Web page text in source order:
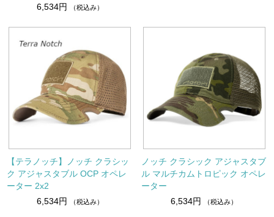
6,534円
（税込み）
【テラノッチ】ノッチ クラシッ
ク アジャスタブル OCP オペレ
ーター 2x2
6,534円
（税込み）
ノッチ クラシック アジャスタブ
ル マルチカムトロピック オペレ
ーター
6,534円
（税込み）